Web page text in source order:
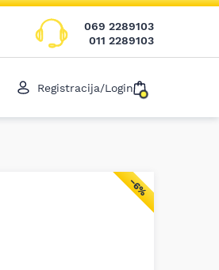
069 2289103
011 2289103
Registracija/Login
−6%